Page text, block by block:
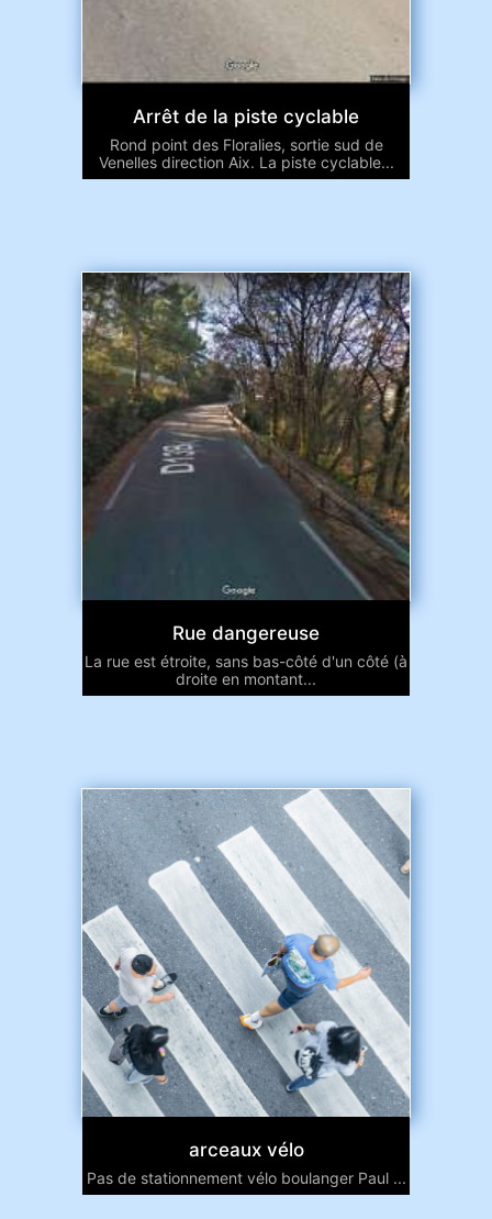
Arrêt de la piste cyclable
Rond point des Floralies, sortie sud de
Venelles direction Aix. La piste cyclable...
Rue dangereuse
La rue est étroite, sans bas-côté d'un côté (à
droite en montant...
arceaux vélo
Pas de stationnement vélo boulanger Paul ...